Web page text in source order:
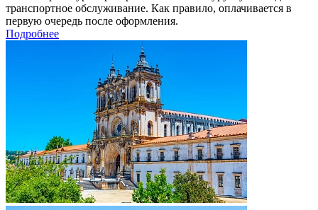
транспортное обслуживание. Как правило, оплачивается в
первую очередь после оформления.
Подробнее